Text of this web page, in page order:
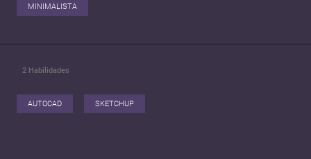
MINIMALISTA
2 Habilidades
AUTOCAD SKETCHUP